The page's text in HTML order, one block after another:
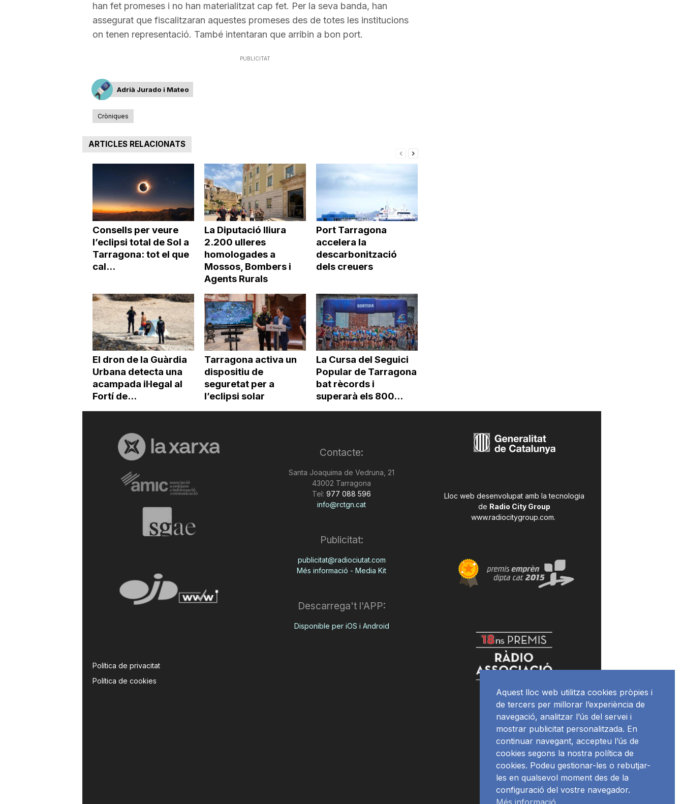
han fet promeses i no han materialitzat cap fet. Per la seva banda, han
assegurat que fiscalitzaran aquestes promeses des de totes les institucions
on tenen representació. També intentaran que arribin a bon port.
PUBLICITAT
Adrià Jurado i Mateo
Cròniques
ARTICLES RELACIONATS
Consells per veure
l’eclipsi total de Sol a
Tarragona: tot el que
cal...
La Diputació lliura
2.200 ulleres
homologades a
Mossos, Bombers i
Agents Rurals
Port Tarragona
accelera la
descarbonització
dels creuers
El dron de la Guàrdia
Urbana detecta una
acampada il·legal al
Fortí de...
Tarragona activa un
dispositiu de
seguretat per a
l’eclipsi solar
La Cursa del Seguici
Popular de Tarragona
bat rècords i
superarà els 800...
Política de privacitat
Política de cookies
Contacte:
Santa Joaquima de Vedruna, 21
43002 Tarragona
Tel: 977 088 596
info@rctgn.cat
Publicitat:
publicitat@radiociutat.com
Més informació - Media Kit
Descarrega't l'APP:
Disponible per iOS i Android
Lloc web desenvolupat amb la tecnologia
de Radio City Group
www.radiocitygroup.com.
Aquest lloc web utilitza cookies pròpies i
de tercers per millorar l’experiència de
navegació, analitzar l’ús del servei i
mostrar publicitat personalitzada. En
continuar navegant, accepteu l’ús de
cookies segons la nostra política de
cookies. Podeu gestionar-les o rebutjar-
les en qualsevol moment des de la
configuració del vostre navegador.